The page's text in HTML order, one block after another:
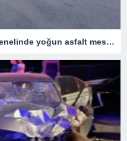
Hakkari Belediyesi’nden kent genelinde yoğun asfalt mesaisi